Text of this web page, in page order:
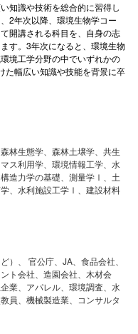
知識や技術を総合的に習得し
2年次以降、環境生物学コー
開講される科目を、自身の志
す。3年次になると、環境生物
境工学分野の中でいずれかの
た幅広い知識や技能を背景に卒
林生態学、森林土壌学、共生
ス利用学、環境情報工学、水
造力学の基礎、測量学Ⅰ、土
、水利施設工学Ⅰ、建設材料
）、 官公庁、 JA 、食品会社、
ト会社、造園会社、木材会
業、アパレル、環境調査、水
員、機械製造業、コンサルタ